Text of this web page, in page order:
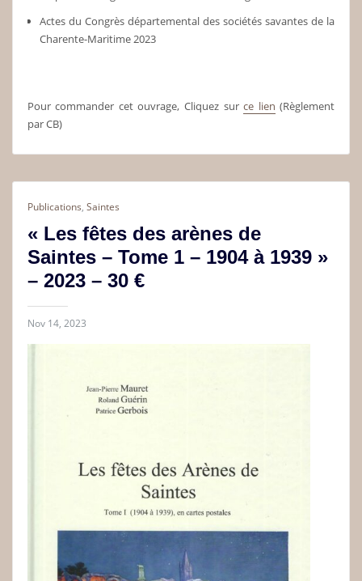
Actes du Congrès départemental des sociétés savantes de la
Charente-Maritime 2023
Pour commander cet ouvrage, Cliquez surce lien (Règlement
par CB)
Publications, Saintes
« Les fêtes des arènes de
Saintes – Tome 1 – 1904 à 1939 »
– 2023 – 30 €
Nov 14, 2023